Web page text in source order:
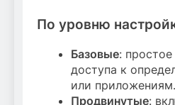
По уровню
Базовые:
доступа к
или приложениям.
Продвинутые: